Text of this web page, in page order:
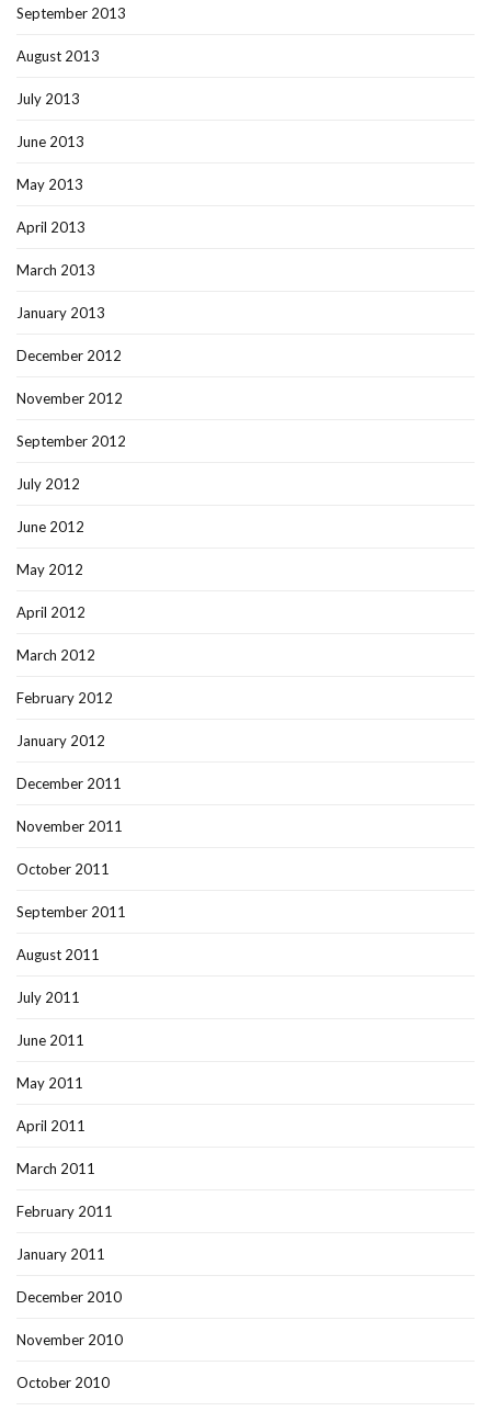
September 2013
August 2013
July 2013
June 2013
May 2013
April 2013
March 2013
January 2013
December 2012
November 2012
September 2012
July 2012
June 2012
May 2012
April 2012
March 2012
February 2012
January 2012
December 2011
November 2011
October 2011
September 2011
August 2011
July 2011
June 2011
May 2011
April 2011
March 2011
February 2011
January 2011
December 2010
November 2010
October 2010